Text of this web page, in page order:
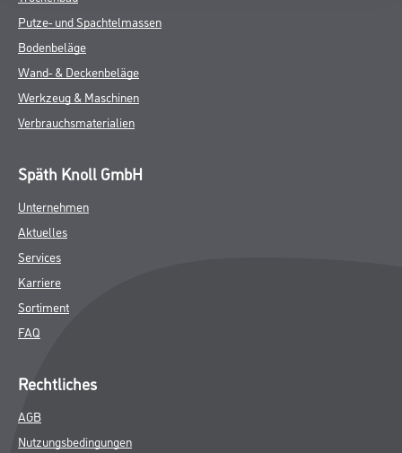
Putze- und Spachtelmassen
Bodenbeläge
Wand- & Deckenbeläge
Werkzeug & Maschinen
Verbrauchsmaterialien
Späth Knoll GmbH
Unternehmen
Aktuelles
Services
Karriere
Sortiment
FAQ
Rechtliches
AGB
Nutzungsbedingungen